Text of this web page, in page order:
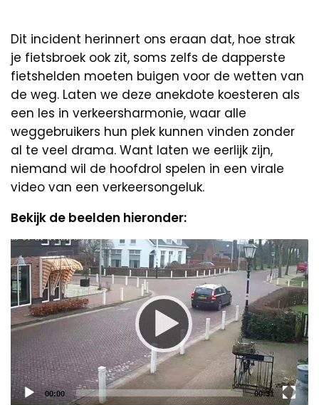
Dit incident herinnert ons eraan dat, hoe strak
je fietsbroek ook zit, soms zelfs de dapperste
fietshelden moeten buigen voor de wetten van
de weg. Laten we deze anekdote koesteren als
een les in verkeersharmonie, waar alle
weggebruikers hun plek kunnen vinden zonder
al te veel drama. Want laten we eerlijk zijn,
niemand wil de hoofdrol spelen in een virale
video van een verkeersongeluk.
Bekijk de beelden hieronder:
Player
Current
time
00:00
Total
duration
00:31